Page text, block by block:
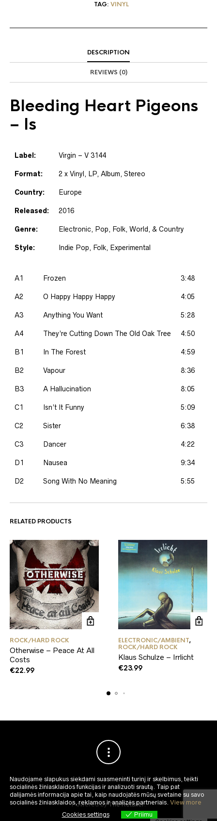
TAG: VINYL
DESCRIPTION
REVIEWS (0)
Bleeding Heart Pigeons
– Is
Label: Virgin – V 3144
Format: 2 x Vinyl, LP, Album, Stereo
Country: Europe
Released: 2016
Genre: Electronic, Pop, Folk, World, & Country
Style: Indie Pop, Folk, Experimental
A1 Frozen 3:48
A2 O Happy Happy Happy 4:05
A3 Anything You Want 5:28
A4 They’re Cutting Down The Old Oak Tree 4:50
B1 In The Forest 4:59
B2 Vapour 8:36
B3 A Hallucination 8:05
C1 Isn’t It Funny 5:09
C2 Sister 6:38
C3 Dancer 4:22
D1 Nausea 9:34
D2 Song With No Meaning 5:55
RELATED PRODUCTS
ROCK/HARD ROCK
Otherwise – Peace At All
Costs
€22.99
ELECTRONIC/AMBIENT,
ROCK/HARD ROCK
Klaus Schulze – Irrlicht
€23.99
Powered byThe Retailer.
Naudojame slapukus siekdami suasmeninti turinį ir skelbimus, teikti
socialinės žiniasklaidos funkcijas ir analizuoti srautą. Taip pat
dalijamės informacija apie tai, kaip naudojatės mūsų svetaine su savo
socialinės žiniasklaidos, reklamos ir analizės partneriais. View more
Cookies settings
Priimu